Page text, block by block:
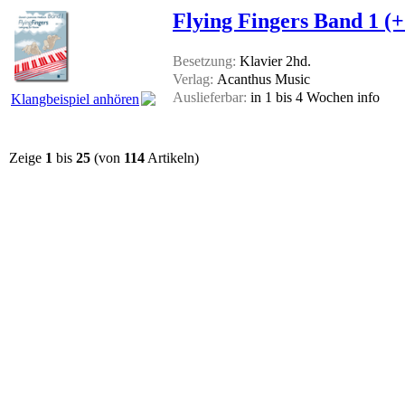
Klangbeispiel anhören
Flying Fingers Band 1
Besetzung: Klavier 2hd.
Verlag: Acanthus Music
Auslieferbar: in 1 bis 4 Wochen info
Zeige 1 bis 25 (von 114Artikeln)